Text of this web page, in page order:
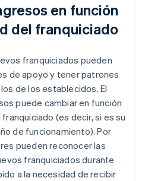
en función
del franquiciado
franquiciados pueden
de apoyo y tener patrones
de los establecidos. El
puede cambiar en función
(es decir, si es su
de funcionamiento). Por
pueden reconocer las
franquiciados durante
a la necesidad de recibir